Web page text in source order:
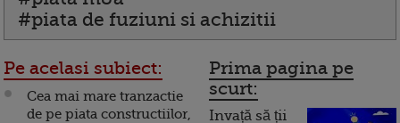
#piata de fuziuni si achizitii
Pe acelasi subiect:
Cea mai mare tranzactie
de pe piata constructiilor,
Prima pagina pe
scurt:
Invață să ții